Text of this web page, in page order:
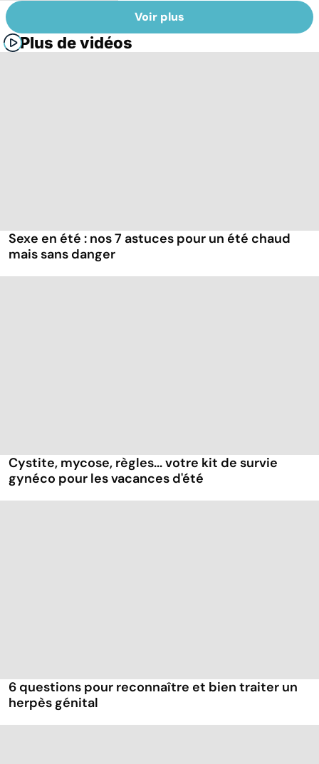
Voir plus
Plus de vidéos
Sexe en été : nos 7 astuces pour un été chaud
mais sans danger
Cystite, mycose, règles... votre kit de survie
gynéco pour les vacances d'été
6 questions pour reconnaître et bien traiter un
herpès génital